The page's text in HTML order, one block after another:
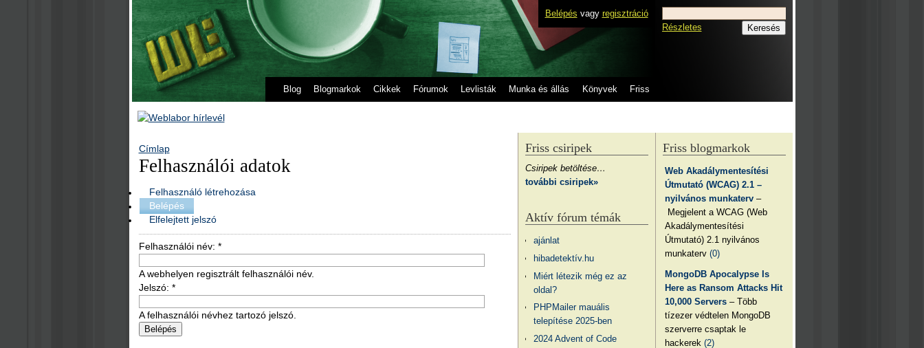
Belépés vagy regisztráció
Blog Blogmarkok Cikkek Fórumok Levlisták Munka és állás Könyvek Friss
Részletes
Címlap
Felhasználói adatok
Felhasználó létrehozása
Belépés
Elfelejtett jelszó
Felhasználói név: *
A webhelyen regisztrált felhasználói név.
Jelszó: *
A felhasználói névhez tartozó jelszó.
Friss blogmarkok
Web Akadálymentesítési
Útmutató (WCAG) 2.1 –
nyilvános munkaterv –
Megjelent a WCAG (Web
Akadálymentesítési
Útmutató) 2.1 nyilvános
munkaterv(0)
MongoDB Apocalypse Is
Here as Ransom Attacks Hit
10,000 Servers – Több
tízezer védtelen MongoDB
szerverre csaptak le
hackerek(2)
Friss csiripek
Csiripek betöltése…
további csiripek»
Aktív fórum témák
ajánlat
hibadetektív.hu
Miért létezik még ez az
oldal?
PHPMailer mauális
telepítése 2025-ben
2024 Advent of Code